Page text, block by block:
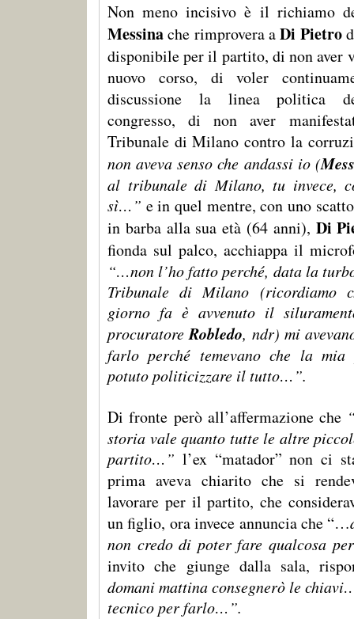
Non meno incisivo è il richiamo
Messinache rimprovera aDi Pietro
disponibile per il partito, di non aver
nuovo corso, di voler
discussione la linea politica
congresso, di non aver
Tribunale di Milano contro la
non aveva senso che andassi io (
al tribunale di Milano, tu invece,
sì…” e in quel mentre, con uno
in barba alla sua età (64 anni), Di
fionda sul palco, acchiappa il
“…non l’ho fatto perché, data la
Tribunale di Milano (ricordiamo
giorno fa è avvenuto il
procuratoreRobledo, ndr) mi
farlo perché temevano che la mia
potuto politicizzare il tutto…”.
Di fronte però all’affermazione che
storia vale quanto tutte le altre
partito…” l’ex “matador” non ci
prima aveva chiarito che si
lavorare per il partito, che
un figlio, ora invece annuncia che “…
non credo di poter fare qualcosa
invito che giunge dalla sala,
domani mattina consegnerò le
tecnico per farlo…”.